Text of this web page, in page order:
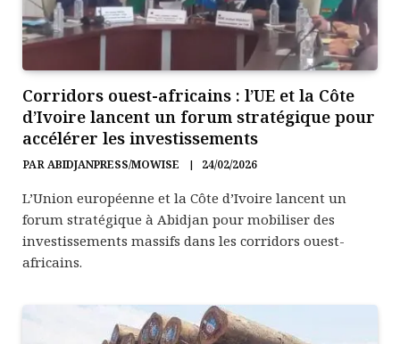
Corridors ouest-africains : l’UE et la Côte
d’Ivoire lancent un forum stratégique pour
accélérer les investissements
PARABIDJANPRESS/MOWISE 24/02/2026
L’Union européenne et la Côte d’Ivoire lancent un
forum stratégique à Abidjan pour mobiliser des
investissements massifs dans les corridors ouest-
africains.